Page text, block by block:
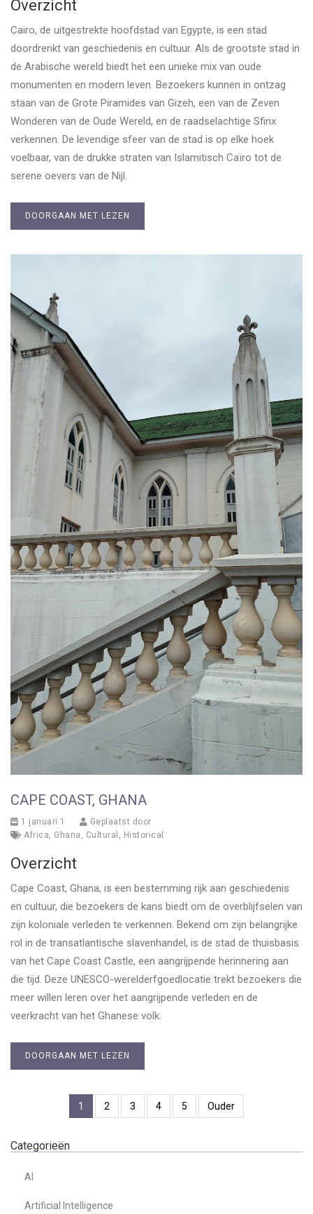
Overzicht
Cairo, de uitgestrekte hoofdstad van Egypte, is een stad
doordrenkt van geschiedenis en cultuur. Als de grootste stad in
de Arabische wereld biedt het een unieke mix van oude
monumenten en modern leven. Bezoekers kunnen in ontzag
staan van de Grote Piramides van Gizeh, een van de Zeven
Wonderen van de Oude Wereld, en de raadselachtige Sfinx
verkennen. De levendige sfeer van de stad is op elke hoek
voelbaar, van de drukke straten van Islamitisch Caïro tot de
serene oevers van de Nijl.
DOORGAAN MET LEZEN
CAPE COAST, GHANA
1 januari 1
Geplaatst door
Africa, Ghana , Cultural , Historical
Overzicht
Cape Coast, Ghana, is een bestemming rijk aan geschiedenis
en cultuur, die bezoekers de kans biedt om de overblijfselen van
zijn koloniale verleden te verkennen. Bekend om zijn belangrijke
rol in de transatlantische slavenhandel, is de stad de thuisbasis
van het Cape Coast Castle, een aangrijpende herinnering aan
die tijd. Deze UNESCO-werelderfgoedlocatie trekt bezoekers die
meer willen leren over het aangrijpende verleden en de
veerkracht van het Ghanese volk.
DOORGAAN MET LEZEN
1 2 3 4 5 Ouder
Categorieën
AI
Artificial Intelligence